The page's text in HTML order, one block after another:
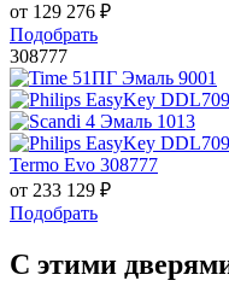
от 129 276 ₽
Подобрать
308777
Termo Evo 308777
от 233 129 ₽
Подобрать
С этими